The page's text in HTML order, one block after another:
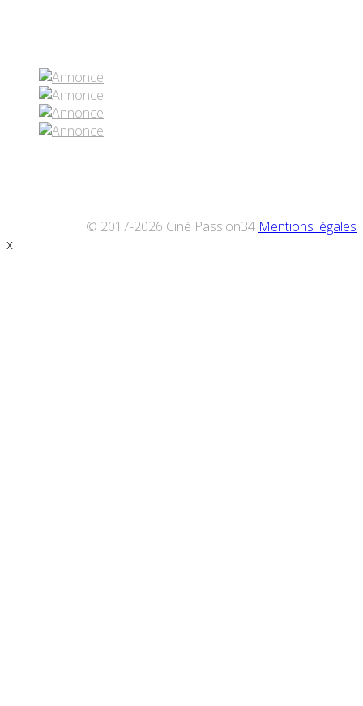
© 2017-2026 Ciné Passion34 Mentions légales
x